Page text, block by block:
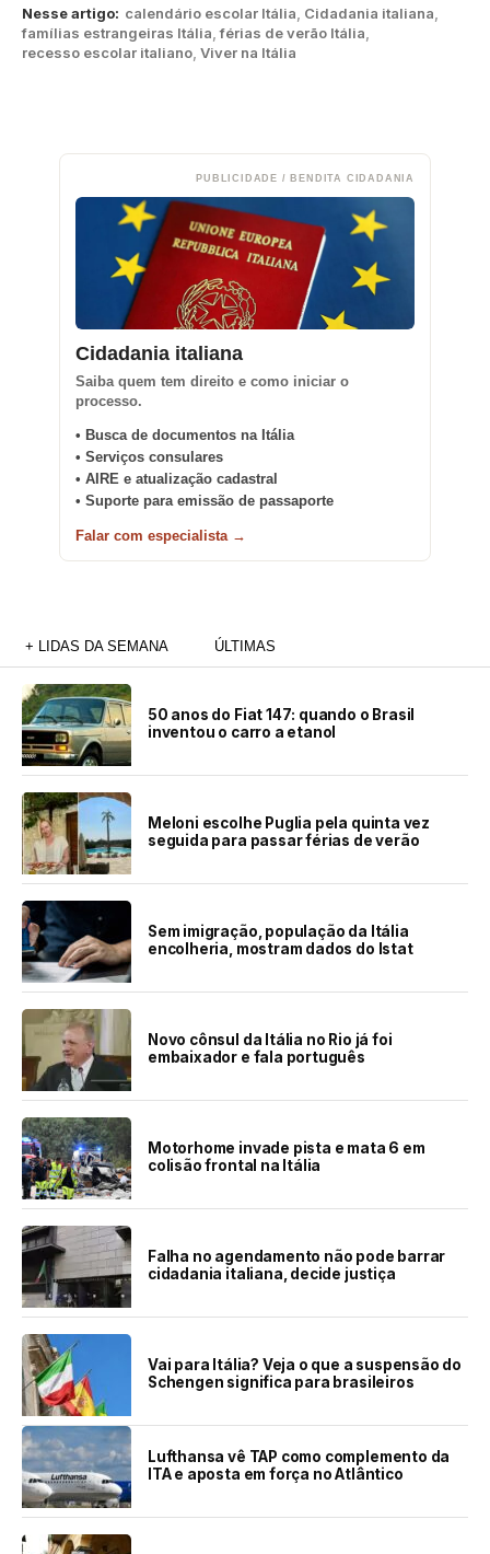
Nesse artigo: calendário escolar Itália Cidadania italiana
famílias estrangeiras Itália ,férias de verão Itália
recesso escolar italiano Viver na Itália
PUBLICIDADE / BENDITA CIDADANIA
Cidadania italiana
Saiba quem tem direito e como iniciar o
processo.
• Busca de documentos na Itália
• Serviços consulares
• AIRE e atualização cadastral
• Suporte para emissão de passaporte
Falar com especialista →
+ LIDAS DA SEMANA ÚLTIMAS
50 anos do Fiat 147: quando o Brasil
inventou o carro a etanol
Meloni escolhe Puglia pela quinta vez
seguida para passar férias de verão
Sem imigração, população da Itália
encolheria, mostram dados do Istat
Novo cônsul da Itália no Rio já foi
embaixador e fala português
Motorhome invade pista e mata 6 em
colisão frontal na Itália
Falha no agendamento não pode barrar
cidadania italiana, decide justiça
Vai para Itália? Veja o que a suspensão do
Schengen significa para brasileiros
Lufthansa vê TAP como complemento da
ITA e aposta em força no Atlântico